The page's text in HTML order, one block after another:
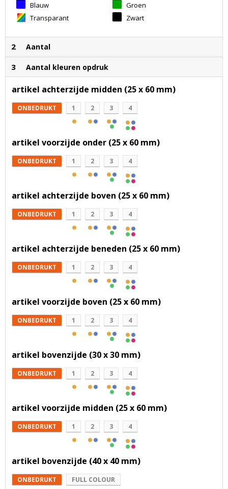
Blauw
Groen
Transparant
Zwart
2 Aantal
3 Aantal kleuren opdruk
artikel achterzijde midden (25 x 60 mm)
ONBEDRUKT 1 2 3 4
artikel voorzijde onder (25 x 60 mm)
ONBEDRUKT 1 2 3 4
artikel achterzijde boven (25 x 60 mm)
ONBEDRUKT 1 2 3 4
artikel achterzijde beneden (25 x 60 mm)
ONBEDRUKT 1 2 3 4
artikel voorzijde boven (25 x 60 mm)
ONBEDRUKT 1 2 3 4
artikel bovenzijde (30 x 30 mm)
ONBEDRUKT 1 2 3 4
artikel voorzijde midden (25 x 60 mm)
ONBEDRUKT 1 2 3 4
artikel bovenzijde (40 x 40 mm)
ONBEDRUKT FULL COLOUR